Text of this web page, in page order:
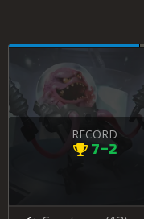
RECORD
7–2